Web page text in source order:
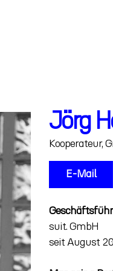
Jörg
Kooperateur,
E-Mail
suit. GmbH
seit August